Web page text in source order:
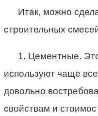
Итак, можно
строительных
1. Цементные.
используют чаще
довольно
свойствам и